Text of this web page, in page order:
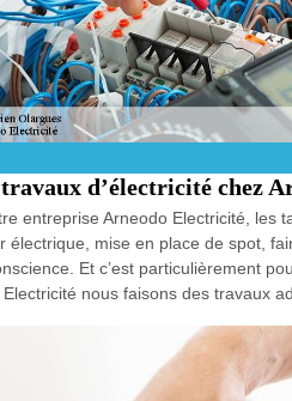
d’électricité chez
entreprise Arneodo Electricité, les
électrique, mise en place de spot,
Et c’est particulièrement
nous faisons des travaux